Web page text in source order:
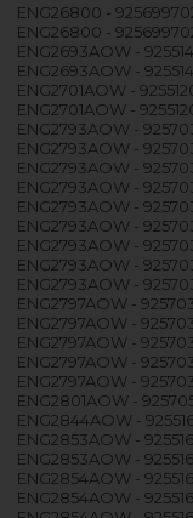
ENG26800 -
ENG26800 -
ENG2693AOW -
ENG2693AOW -
ENG2701AOW -
ENG2701AOW -
ENG2793AOW -
ENG2793AOW -
ENG2793AOW -
ENG2793AOW -
ENG2793AOW -
ENG2793AOW -
ENG2793AOW -
ENG2793AOW -
ENG2793AOW -
ENG2797AOW -
ENG2797AOW -
ENG2797AOW -
ENG2797AOW -
ENG2797AOW -
ENG2801AOW -
ENG2844AOW -
ENG2853AOW -
ENG2853AOW -
ENG2854AOW -
ENG2854AOW -